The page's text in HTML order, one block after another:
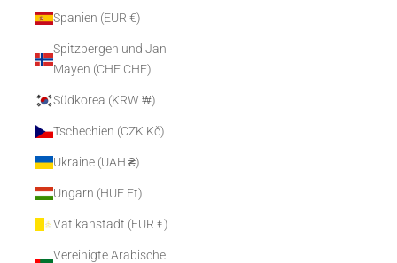
Spanien (EUR €)
Spitzbergen und Jan
Mayen (CHF CHF)
Südkorea (KRW ₩)
Tschechien (CZK Kč)
Ukraine (UAH ₴)
Ungarn (HUF Ft)
Vatikanstadt (EUR €)
Vereinigte Arabische